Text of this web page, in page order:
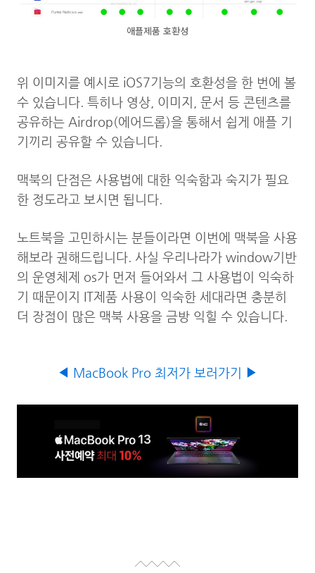
애플제품 호환성
위 이미지를 예시로 iOS7기능의 호환성을 한 번에 볼
수 있습니다. 특히나 영상, 이미지, 문서 등 콘텐츠를
공유하는 Airdrop(에어드롭)을 통해서 쉽게 애플 기
기끼리 공유할 수 있습니다.
맥북의 단점은 사용법에 대한 익숙함과 숙지가 필요
한 정도라고 보시면 됩니다.
노트북을 고민하시는 분들이라면 이번에 맥북을 사용
해보라 권해드립니다. 사실 우리나라가 window기반
의 운영체제 os가 먼저 들어와서 그 사용법이 익숙하
기 때문이지 IT제품 사용이 익숙한 세대라면 충분히
더 장점이 많은 맥북 사용을 금방 익힐 수 있습니다.
◀ MacBook Pro 최저가 보러가기 ▶